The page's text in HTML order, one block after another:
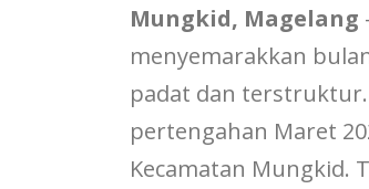
Mungkid, Magelang
menyemarakkan
padat dan
pertengahan Maret
Kecamatan Mungkid.